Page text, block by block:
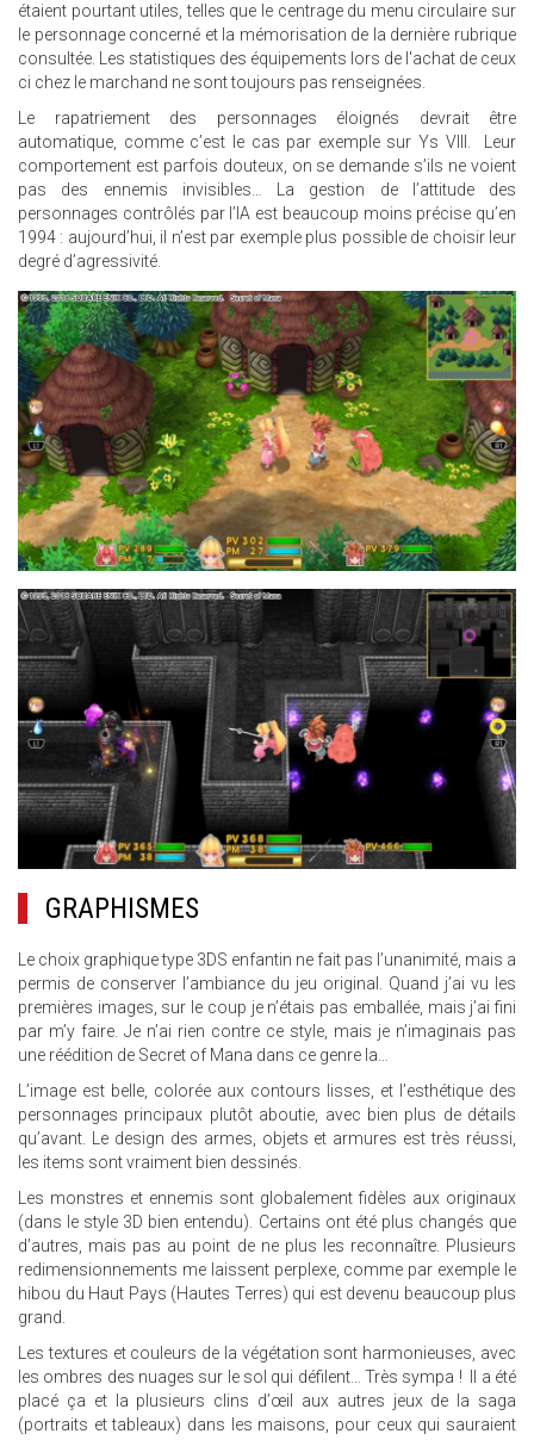
étaient pourtant utiles, telles que le centrage du menu circulaire sur
le personnage concerné et la mémorisation de la dernière rubrique
consultée. Les statistiques des équipements lors de l'achat de ceux
ci chez le marchand ne sont toujours pas renseignées.
Le rapatriement des personnages éloignés devrait être
automatique, comme c’est le cas par exemple sur Ys VIII. Leur
comportement est parfois douteux, on se demande s’ils ne voient
pas des ennemis invisibles… La gestion de l’attitude des
personnages contrôlés par l’IA est beaucoup moins précise qu’en
1994 : aujourd’hui, il n’est par exemple plus possible de choisir leur
degré d’agressivité.
21.JPG
18.JPG
GRAPHISMES
Le choix graphique type 3DS enfantin ne fait pas l’unanimité, mais a
permis de conserver l’ambiance du jeu original. Quand j’ai vu les
premières images, sur le coup je n’étais pas emballée, mais j’ai fini
par m’y faire. Je n’ai rien contre ce style, mais je n’imaginais pas
une réédition de Secret of Mana dans ce genre la…
L’image est belle, colorée aux contours lisses, et l’esthétique des
personnages principaux plutôt aboutie, avec bien plus de détails
qu’avant. Le design des armes, objets et armures est très réussi,
les items sont vraiment bien dessinés.
Les monstres et ennemis sont globalement fidèles aux originaux
(dans le style 3D bien entendu). Certains ont été plus changés que
d’autres, mais pas au point de ne plus les reconnaître. Plusieurs
redimensionnements me laissent perplexe, comme par exemple le
hibou du Haut Pays (Hautes Terres) qui est devenu beaucoup plus
grand.
Les textures et couleurs de la végétation sont harmonieuses, avec
les ombres des nuages sur le sol qui défilent… Très sympa ! Il a été
placé ça et la plusieurs clins d’œil aux autres jeux de la saga
(portraits et tableaux) dans les maisons, pour ceux qui sauraient